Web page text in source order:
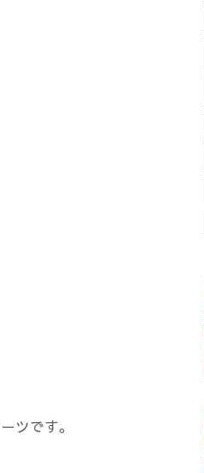
ツです。